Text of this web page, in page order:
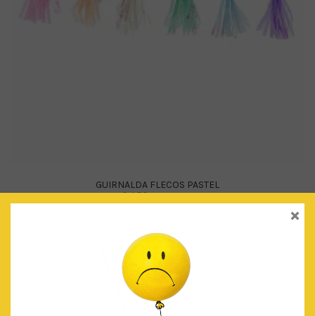
GUIRNALDA FLECOS PASTEL
€4.50
AÑADIR AL CARRITO
×